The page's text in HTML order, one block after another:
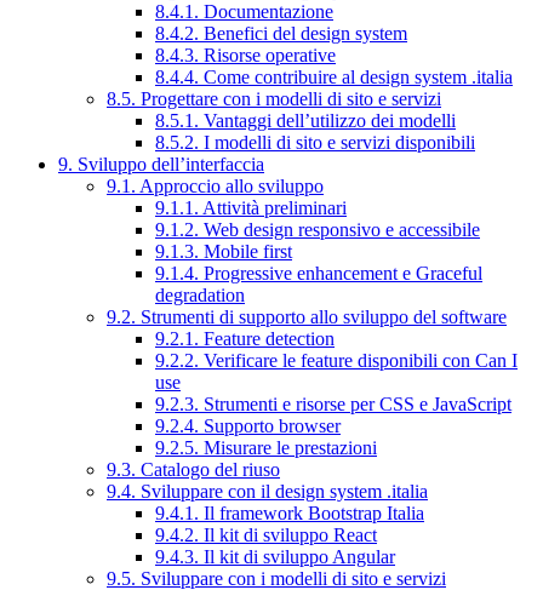
8.4.1. Documentazione
8.4.2. Benefici del design system
8.4.3. Risorse operative
8.4.4. Come contribuire al design system .italia
8.5. Progettare con i modelli di sito e servizi
8.5.1. Vantaggi dell’utilizzo dei modelli
8.5.2. I modelli di sito e servizi disponibili
9. Sviluppo dell’interfaccia
9.1. Approccio allo sviluppo
9.1.1. Attività preliminari
9.1.2. Web design responsivo e accessibile
9.1.3. Mobile first
9.1.4. Progressive enhancement e Graceful
degradation
9.2. Strumenti di supporto allo sviluppo del software
9.2.1. Feature detection
9.2.2. Verificare le feature disponibili con Can I
use
9.2.3. Strumenti e risorse per CSS e JavaScript
9.2.4. Supporto browser
9.2.5. Misurare le prestazioni
9.3. Catalogo del riuso
9.4. Sviluppare con il design system .italia
9.4.1. Il framework Bootstrap Italia
9.4.2. Il kit di sviluppo React
9.4.3. Il kit di sviluppo Angular
9.5. Sviluppare con i modelli di sito e servizi